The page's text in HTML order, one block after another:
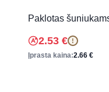
Paklotas
2.53 € !
Įprasta kaina:2.66 €